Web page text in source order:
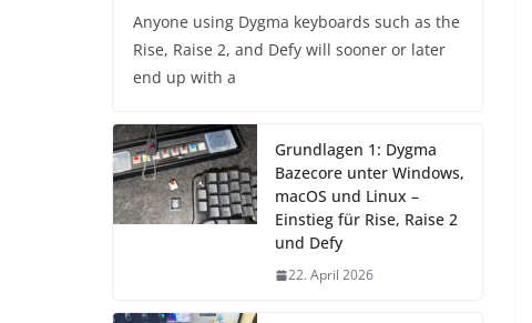
Anyone using Dygma keyboards such as the
Rise, Raise 2, and Defy will sooner or later
end up with a
Grundlagen 1: Dygma
Bazecore unter Windows,
macOS und Linux –
Einstieg für Rise, Raise 2
und Defy
22. April 2026